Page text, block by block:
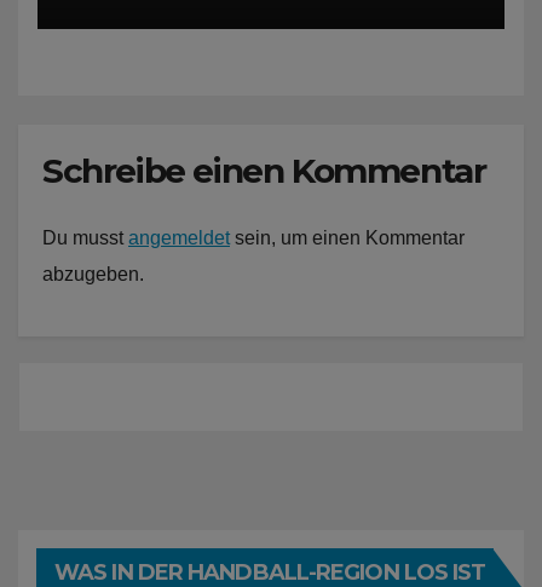
Schreibe einen Kommentar
Du musst angemeldetsein, um einen Kommentar
abzugeben.
WAS IN DER HANDBALL-REGION LOS IST